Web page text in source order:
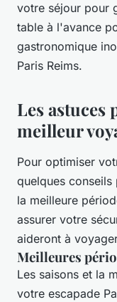
votre séjour pour
table à l'avance
gastronomique
Paris Reims.
Les astuces
meilleur
Pour optimiser
quelques
la meilleure
assurer votre
aideront à
Meilleures
Les saisons et la
votre escapade